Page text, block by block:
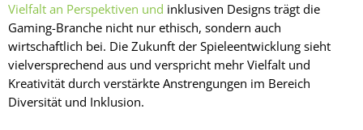
Vielfalt an Perspektiven und inklusiven Designs trägt die
Gaming-Branche nicht nur ethisch, sondern auch
wirtschaftlich bei. Die Zukunft der Spieleentwicklung sieht
vielversprechend aus und verspricht mehr Vielfalt und
Kreativität durch verstärkte Anstrengungen im Bereich
Diversität und Inklusion.